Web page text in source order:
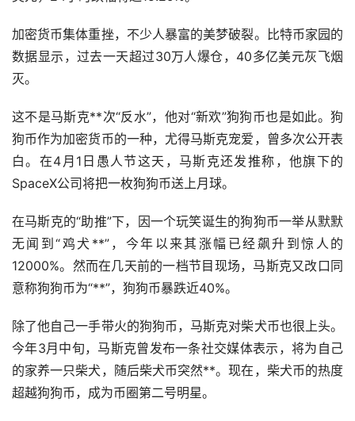
加密货币集体重挫，不少人暴富的美梦破裂。比特币家园的
数据显示，过去一天超过30万人爆仓，40多亿美元灰飞烟
灭。
这不是马斯克**次“反水”，他对“新欢”狗狗币也是如此。狗
狗币作为加密货币的一种，尤得马斯克宠爱，曾多次公开表
白。在4月1日愚人节这天，马斯克还发推称，他旗下的
SpaceX公司将把一枚狗狗币送上月球。
在马斯克的“助推”下，因一个玩笑诞生的狗狗币一举从默默
无闻到“鸡犬**”，今年以来其涨幅已经飙升到惊人的
12000%。然而在几天前的一档节目现场，马斯克又改口同
意称狗狗币为“**”，狗狗币暴跌近40%。
除了他自己一手带火的狗狗币，马斯克对柴犬币也很上头。
今年3月中旬，马斯克曾发布一条社交媒体表示，将为自己
的家养一只柴犬，随后柴犬币突然**。现在，柴犬币的热度
超越狗狗币，成为币圈第二号明星。